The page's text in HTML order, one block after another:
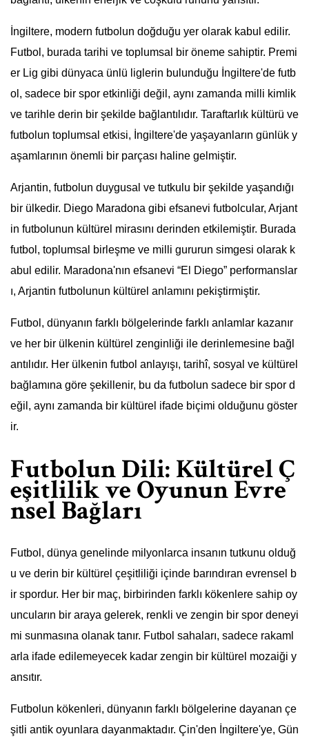
İngiltere, modern futbolun doğduğu yer olarak kabul edilir.
Futbol, burada tarihi ve toplumsal bir öneme sahiptir. Premi
er Lig gibi dünyaca ünlü liglerin bulunduğu İngiltere'de futb
ol, sadece bir spor etkinliği değil, aynı zamanda milli kimlik
ve tarihle derin bir şekilde bağlantılıdır. Taraftarlık kültürü ve
futbolun toplumsal etkisi, İngiltere'de yaşayanların günlük y
aşamlarının önemli bir parçası haline gelmiştir.
Arjantin, futbolun duygusal ve tutkulu bir şekilde yaşandığı
bir ülkedir. Diego Maradona gibi efsanevi futbolcular, Arjant
in futbolunun kültürel mirasını derinden etkilemiştir. Burada
futbol, toplumsal birleşme ve milli gururun simgesi olarak k
abul edilir. Maradona'nın efsanevi “El Diego” performanslar
ı, Arjantin futbolunun kültürel anlamını pekiştirmiştir.
Futbol, dünyanın farklı bölgelerinde farklı anlamlar kazanır
ve her bir ülkenin kültürel zenginliği ile derinlemesine bağl
antılıdır. Her ülkenin futbol anlayışı, tarihî, sosyal ve kültürel
bağlamına göre şekillenir, bu da futbolun sadece bir spor d
eğil, aynı zamanda bir kültürel ifade biçimi olduğunu göster
ir.
Futbolun Dili: Kültürel Ç
eşitlilik ve Oyunun Evre
nsel Bağları
Futbol, dünya genelinde milyonlarca insanın tutkunu olduğ
u ve derin bir kültürel çeşitliliği içinde barındıran evrensel b
ir spordur. Her bir maç, birbirinden farklı kökenlere sahip oy
uncuların bir araya gelerek, renkli ve zengin bir spor deneyi
mi sunmasına olanak tanır. Futbol sahaları, sadece rakaml
arla ifade edilemeyecek kadar zengin bir kültürel mozaiği y
ansıtır.
Futbolun kökenleri, dünyanın farklı bölgelerine dayanan çe
şitli antik oyunlara dayanmaktadır. Çin'den İngiltere'ye, Gün